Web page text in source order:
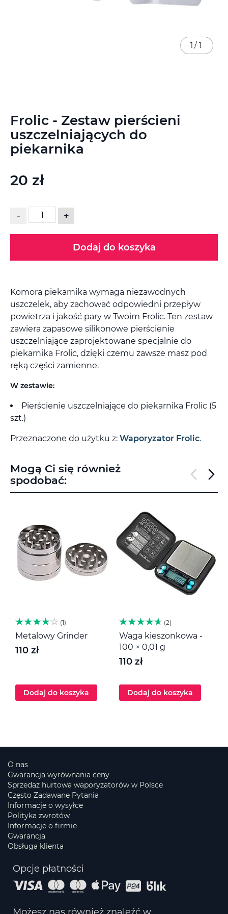
Frolic - Zestaw pierścieni
uszczelniających do
piekarnika
20 zł
- +
Dodaj do koszyka
Komora piekarnika wymaga niezawodnych
uszczelek, aby zachować odpowiedni przepływ
powietrza i jakość pary w Twoim Frolic. Ten zestaw
zawiera zapasowe silikonowe pierścienie
uszczelniające zaprojektowane specjalnie do
piekarnika Frolic, dzięki czemu zawsze masz pod
ręką części zamienne.
W zestawie:
Pierścienie uszczelniające do piekarnika Frolic (5
szt.)
Przeznaczone do użytku z: Waporyzator Frolic.
1 / 1
na
początek
galerii
Mogą Ci się również
spodobać:
1
Metalowy Grinder
110 zł
Dodaj do koszyka
2
Waga kieszonkowa -
100 × 0,01 g
110 zł
Dodaj do koszyka
O nas
Gwarancja wyrównania ceny
Sprzedaż hurtowa waporyzatorów w Polsce
Często Zadawane Pytania
Informacje o wysyłce
Polityka zwrotów
Informacje o firmie
Gwarancja
Obsługa klienta
Opcje płatności